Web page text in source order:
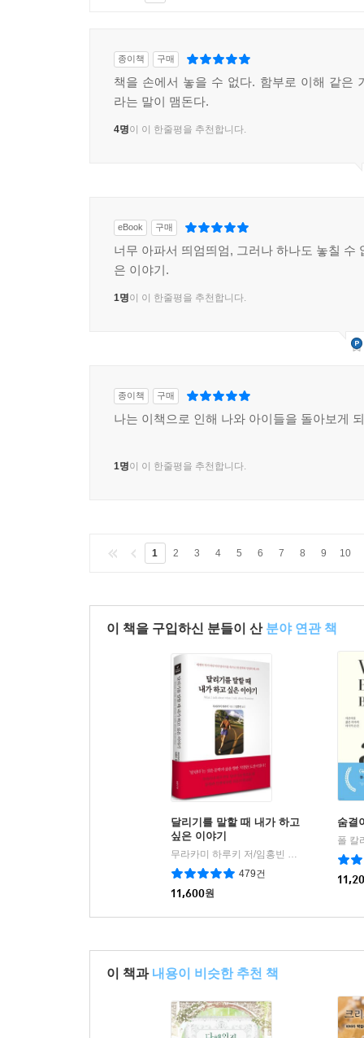
그래서 진실이 드러났을 때에는 무시무시하게
삶, 내 가족, 나 자신에 대해 내가 가졌던 생각 전
사람이기 이전에 장애인인 거예요.” 그때에는
월례 회의가 있었는데 내가 조금 늦게 갔다. 의
쏠려 있는 게 느껴졌다. 이 무렵은 아직 기력이 회
이러다 쓰러질 것 같았다. 그래서 나는 벽을 타고
당황하지 않도록 최소한으로 절제하면서 나에게
들었다. 작은 승리라는 말들을 한다. 나는 숨고 싶
않았다. 톰은 ‘딜런이 우리도 죽였더라면 좋았
테니까. 유방암을 이기고 나자 내 삶을 선물이라
전대미문의 사건을 헤쳐나가기 위한 사회적인 노력
나날이 학교 폭력과 혐오 범죄 등 이해하기 어려
필요하다. 납득할 만한 이유로 가해자의 경험
필요가 있다. 게다가 전대미문의 사건을 겪고 혼
대단히 실용적인 참조점들이 도출되기도 한다.
수 클리볼드는 사건 이후 계속해서 리틀턴에서
포함한 다양한 협박을 받았지만 그래도 이 지
언론이나 법률, 경찰이 이런 이례적인 사건들을
참사 이후에 리틀턴에서 어떤 일이 있었는지에
학살 당일 밤에 클린턴 대통령이 “리틀턴 같은
콜럼바인 이후 몇 달 동안 리틀턴 사람들은 모두
예민한 반응을 표출했다. 어떤 사람들은 용서와
있고 중요한 인물이 되어 목소리를 높였다. 어
종이책 구매
책을 손에서 놓을 수 없다. 함부로 이해 같은
라는 말이 맴돈다.
4명이 이 한줄평을 추천합니다.
eBook 구매
너무 아파서 띄엄띄엄, 그러나 하나도 놓칠 수
은 이야기.
1명이 이 한줄평을 추천합니다.
종이책 구매
나는 이책으로 인해 나와 아이들을 돌아보게
1명이 이 한줄평을 추천합니다.
1 2 3 4 5 6 7 8 9 10
이 책을 구입하신 분들이 산 분야 연관 책
달리기를 말할 때 내가 하고
싶은 이야기
무라카미 하루키 저/임홍빈 역
문학사상
479건
11,600원
숨결
폴 칼
이 책과 내용이 비슷한 추천 책